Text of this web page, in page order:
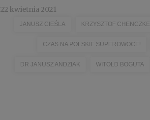
22 kwietnia 2021
JANUSZ CIEŚLA KRZYSZTOF CHENCZKE
CZAS NA POLSKIE SUPEROWOCE!
DR JANUSZ ANDZIAK WITOLD BOGUTA